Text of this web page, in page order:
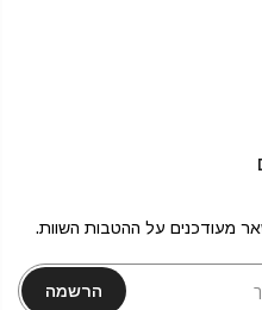
מעודכנים על ההטבות השוות.
הרשמה